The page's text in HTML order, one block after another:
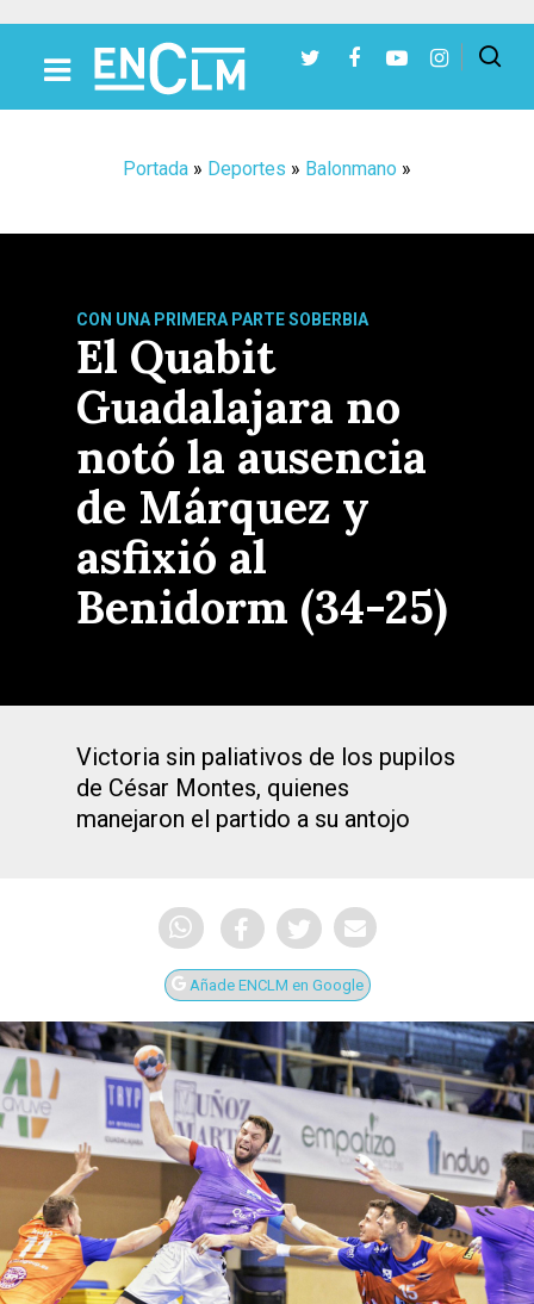
Portada » Deportes » Balonmano »
CON UNA PRIMERA PARTE SOBERBIA
El Quabit
Guadalajara no
notó la ausencia
de Márquez y
asfixió al
Benidorm (34-25)
Victoria sin paliativos de los pupilos
de César Montes, quienes
manejaron el partido a su antojo
Añade ENCLM en Google